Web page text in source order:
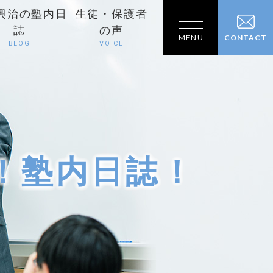
治の塾内日
誌
BLOG
生徒・保護者
の声
VOICE
MENU CONTACT
内日誌！